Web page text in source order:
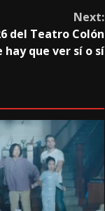
Next:
del Teatro Colón
hay que ver sí o sí